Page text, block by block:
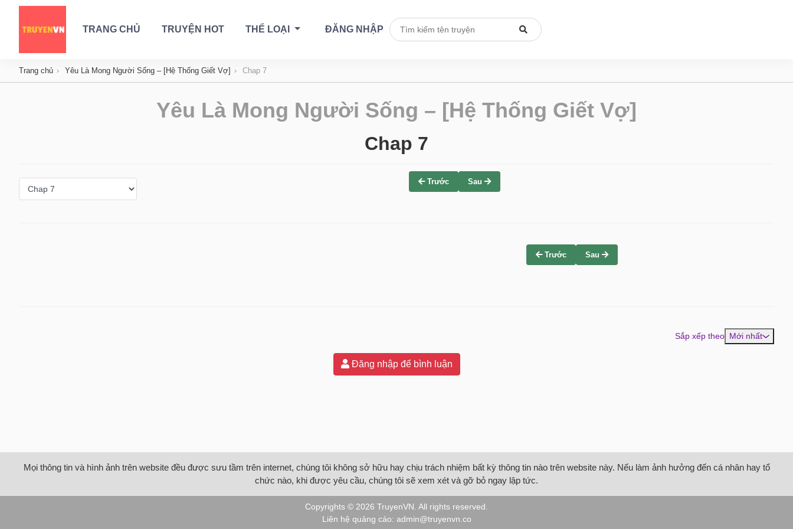
TRANG CHỦ TRUYỆN HOT THỂ LOẠI ĐĂNG NHẬP
Trang chủ Yêu Là Mong Người Sống – [Hệ Thống Giết Vợ] Chap 7
Yêu Là Mong Người Sống – [Hệ Thống Giết Vợ]
Chap 7
Trước Sau
Trước Sau
Sắp xếp theo Mới nhất
Đăng nhập để bình luận
Mọi thông tin và hình ảnh trên website đều được sưu tầm trên internet, chúng tôi không sở hữu hay chịu trách nhiệm bất kỳ thông tin nào trên website này. Nếu làm ảnh hưởng đến cá nhân hay tổ
chức nào, khi được yêu cầu, chúng tôi sẽ xem xét và gỡ bỏ ngay lập tức.
Copyrights © 2026 TruyenVN . All rights reserved.
Liên hệ quảng cáo: admin@truyenvn.co